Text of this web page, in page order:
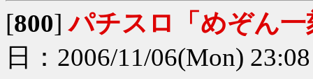
[800]パチスロ「めぞん一
日：2006/11/06(Mon)